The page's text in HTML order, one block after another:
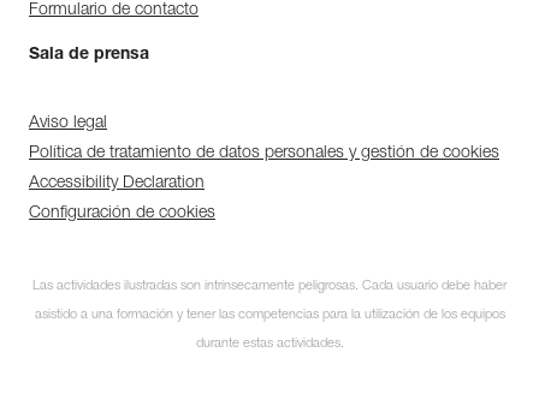
Formulario de contacto
Sala de prensa
Aviso legal
Política de tratamiento de datos personales y gestión de cookies
Accessibility Declaration
Configuración de cookies
Las actividades ilustradas son intrínsecamente peligrosas. Cada usuario debe haber
asistido a una formación y tener las competencias para la utilización de los equipos
durante estas actividades.